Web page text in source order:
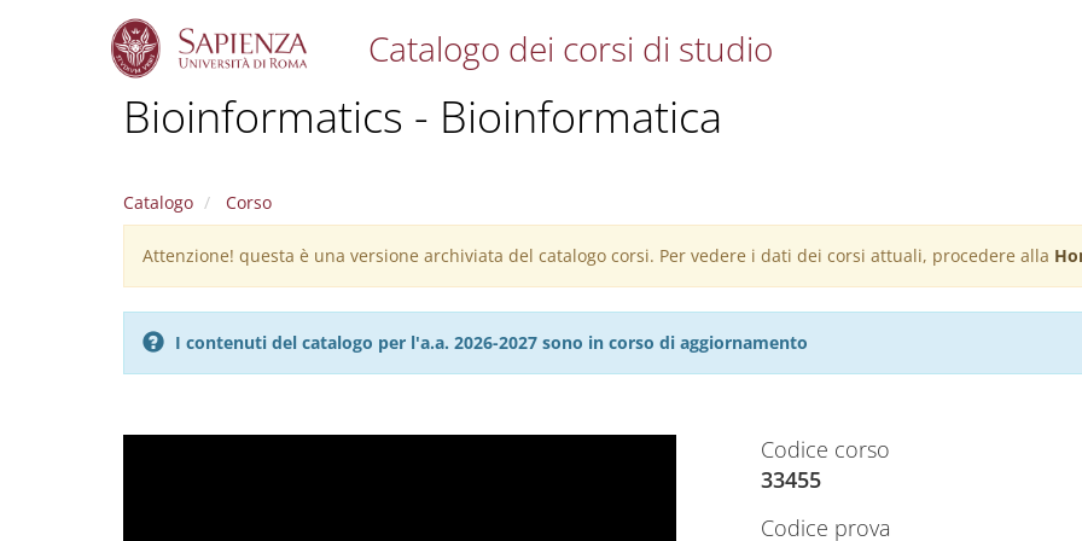
Catalogo dei corsi di studio
Bioinformatics - Bioinformatica
Catalogo Corso
Warning
message
Attenzione! questa è una versione archiviata del catalogo corsi. Per vedere i dati dei corsi attuali, procedere alla
I contenuti del catalogo per l'a.a. 2026-2027 sono in corso di aggiornamento
Codice corso
33455
Codice prova